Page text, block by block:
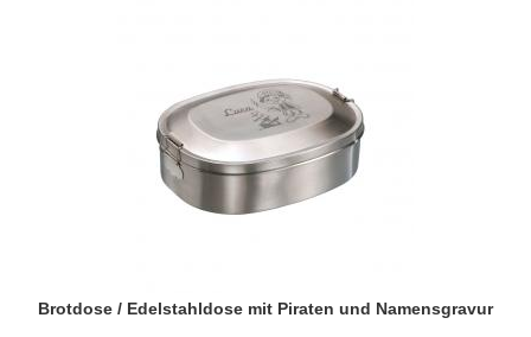
Brotdose / Edelstahldose mit Piraten und Namensgravur